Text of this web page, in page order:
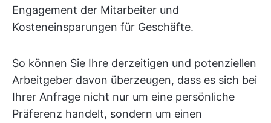
Engagement der Mitarbeiter und
Kosteneinsparungen für Geschäfte.
So können Sie Ihre derzeitigen und potenziellen
Arbeitgeber davon überzeugen, dass es sich bei
Ihrer Anfrage nicht nur um eine persönliche
Präferenz handelt, sondern um einen